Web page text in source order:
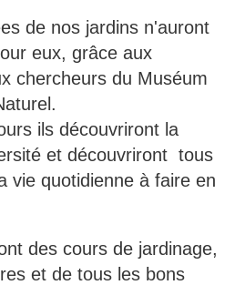
de nos jardins n'auront
eux, grâce aux
chercheurs du Muséum
ils découvriront la
et découvriront tous
vie quotidienne à faire en
des cours de jardinage,
et de tous les bons